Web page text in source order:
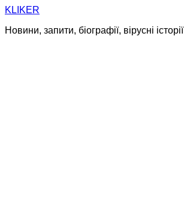
Skip
content
KLIKER
Новини, запити, біографії, вірусні історії